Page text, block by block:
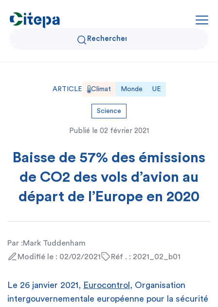
Qui sommes-nous ?
Données Air et Climat
Expertise et solutions
ARTICLE Climat Monde UE
Science
Publié le 02 février 2021
Baisse de 57% des émissions
de CO2 des vols d’avion au
départ de l’Europe en 2020
Par :Mark Tuddenham
Modifié le : 02/02/2021
Réf . : 2021_02_b01
Le 26 janvier 2021, Eurocontrol
, Organisation
intergouvernementale européenne pour la sécurité